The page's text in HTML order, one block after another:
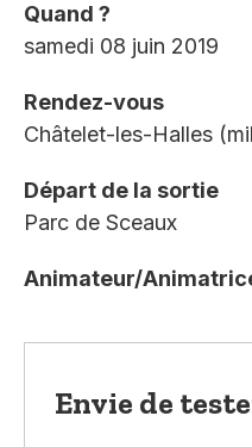
Quand ?
samedi 08 juin 2019
Rendez-vous
Châtelet-les-Halles
Départ de la sortie
Parc de Sceaux
Animateur/
Envie de